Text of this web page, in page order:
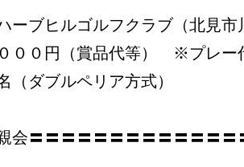
ーブヒルゴルフクラブ（北見
００円（賞品代等） ※プレー
ダブルペリア方式）
会〓〓〓〓〓〓〓〓〓〓〓〓〓